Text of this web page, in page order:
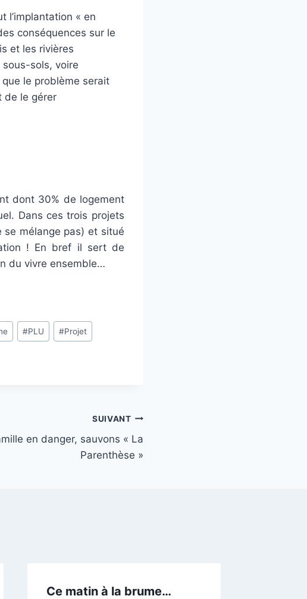
l’implantation « en
conséquences sur le
et les rivières
sols, voire
le problème serait
de le gérer
dont 30% de logement
Dans ces trois projets
se mélange pas) et situé
! En bref il sert de
du vivre ensemble…
#PLU #Projet
SUIVANT
en danger, sauvons « La
Parenthèse »
Ce matin à la brume…